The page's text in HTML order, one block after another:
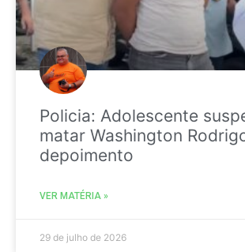
Policia: Adolescente
matar Washington
depoimento
VER MATÉRIA »
29 de julho de 2026